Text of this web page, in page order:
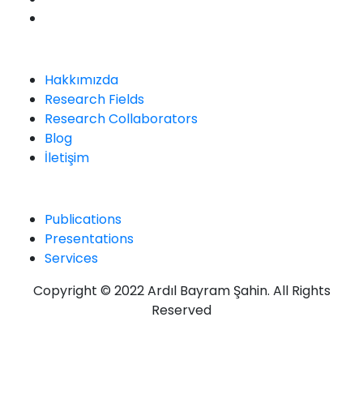
Hakkımızda
Research Fields
Research Collaborators
Blog
İletişim
Publications
Presentations
Services
Copyright © 2022 Ardıl Bayram Şahin. All Rights
Reserved